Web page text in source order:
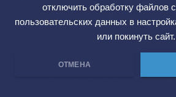
отключить обработку файлов
пользовательских данных в
или покинуть сайт.
ОТМЕНА
СМИ ЭЛ № ФС 77 —
Тема: